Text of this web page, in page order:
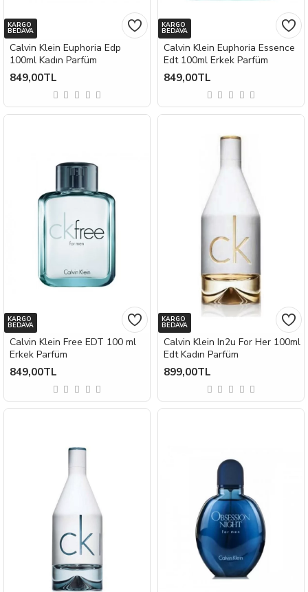
KARGO
BEDAVA
Calvin Klein Euphoria Edp
100ml Kadın Parfüm
849,00TL
KARGO
BEDAVA
Calvin Klein Euphoria Essence
Edt 100ml Erkek Parfüm
849,00TL
KARGO
BEDAVA
Calvin Klein Free EDT 100 ml
Erkek Parfüm
849,00TL
KARGO
BEDAVA
Calvin Klein In2u For Her 100ml
Edt Kadın Parfüm
899,00TL